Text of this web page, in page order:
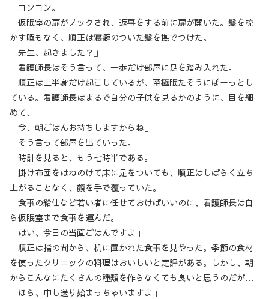
コンコン。
仮眠室の扉がノックされ、返事をする前に扉が開いた。髪を梳
かす暇もなく、順正は寝癖のついた髪を撫でつけた。
「先生、起きました？」
看護師長はそう言って、一歩だけ部屋に足を踏み入れた。
順正は上半身だけ起こしているが、至極眠たそうにぼーっとし
ている。看護師長はまるで自分の子供を見るかのように、目を細
めて、
「今、朝ごはんお持ちしますからね」
そう言って部屋を出ていった。
時計を見ると、もう七時半である。
掛け布団をはねのけて床に足をついても、順正はしばらく立ち
上がることなく、顔を手で覆っていた。
食事の給仕など若い者に任せておけばいいのに、看護師長は自
ら仮眠室まで食事を運んだ。
「はい、今日の当直ごはんですよ」
順正は指の間から、机に置かれた食事を見やった。季節の食材
を使ったクリニックの料理はおいしいと定評がある。しかし、朝
からこんなにたくさんの種類を作らなくても良いと思うのだが…
「ほら、申し送り始まっちゃいますよ」